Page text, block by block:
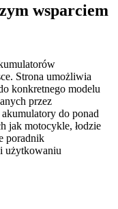
wsparciem
Strona umożliwia
konkretnego modelu
przez
do ponad
jak motocykle, łodzie
poradnik
użytkowaniu